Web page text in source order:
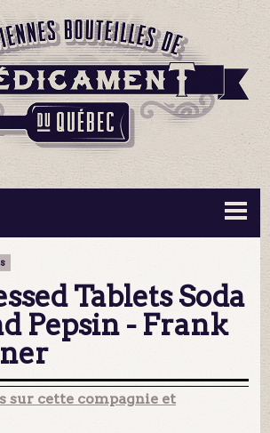
CONTACT
Tablets Soda
Pepsin - Frank
sur cette compagnie et